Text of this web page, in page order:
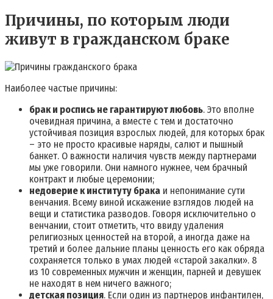
Причины, по которым люди
живут в гражданском браке
Наиболее частые причины:
брак и роспись не гарантируют любовь. Это вполне
очевидная причина, а вместе с тем и достаточно
устойчивая позиция взрослых людей, для которых брак
– это не просто красивые наряды, салют и пышный
банкет. О важности наличия чувств между партнерами
мы уже говорили. Они намного нужнее, чем брачный
контракт и любые церемонии;
недоверие к институту брака и непонимание сути
венчания. Всему виной искажение взглядов людей на
вещи и статистика разводов. Говоря исключительно о
венчании, стоит отметить, что ввиду удаления
религиозных ценностей на второй, а иногда даже на
третий и более дальние планы ценность его как обряда
сохраняется только в умах людей «старой закалки». 8
из 10 современных мужчин и женщин, парней и девушек
не находят в нем ничего важного;
детская позиция. Если один из партнеров инфантилен,